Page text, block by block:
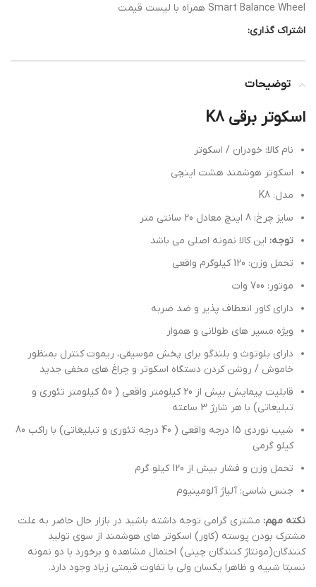
Smart Balance Wheel همراه با لیست قیمت
اشتراک گذاری:
توضیحات
اسکوتر برقی K8
نام کالا: خودران / اسکوتر
اسکوتر هوشمند هشت اینچی
مدل: K8
سایز چرخ: 8 اینچ معادل 20 سانتی متر
توجه: این کالا نمونه اصلی می باشد
تحمل وزن: 120 کیلوگرم واقعی
موتور: 700 وات
دارای کاور انعطاف پذیر و ضد ضربه
ویژه مسیر های طولانی و هموار
دارای بلوتوث و بلندگو برای پخش موسیقی، ریموت کنترل بمنظور
خاموش / روشن کردن دستگاه اسکوتر و چراغ های مخفی جدید
قابلیت پیمایش بیش از 20 کیلومتر واقعی ( 50 کیلومتر تئوری و
تبلیغاتی) با هر شارژ 3 ساعته
شیب نوردی 15 درجه واقعی ( 40 درجه تئوری و تبلیغاتی) با راکب 80
کیلو گرمی
تحمل وزن و فشار بیش از 120 کیلو گرم
جنس شاسی: آلیاژ آلومینیوم
نکته مهم: مشتری گرامی توجه داشته باشید در بازار حال حاضر به علت
مشترک بودن پوسته (کاور) اسکوتر های هوشمند از سوی تولید
کنندگان(مونتاژ کنندگان چینی) احتمال مشاهده و برخورد با دو نمونه
نسبتا شبیه و ظاهرا یکسان ولی با تفاوت قیمتی زیاد وجود دارد.